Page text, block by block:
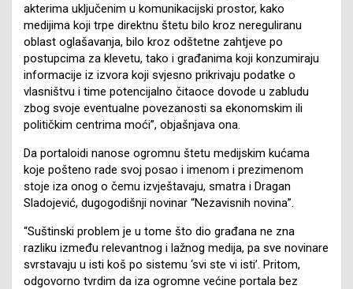
akterima uključenim u komunikacijski prostor, kako
medijima koji trpe direktnu štetu bilo kroz nereguliranu
oblast oglašavanja, bilo kroz odštetne zahtjeve po
postupcima za klevetu, tako i građanima koji konzumiraju
informacije iz izvora koji svjesno prikrivaju podatke o
vlasništvu i time potencijalno čitaoce dovode u zabludu
zbog svoje eventualne povezanosti sa ekonomskim ili
političkim centrima moći”, objašnjava ona.
Da portaloidi nanose ogromnu štetu medijskim kućama
koje pošteno rade svoj posao i imenom i prezimenom
stoje iza onog o čemu izvještavaju, smatra i Dragan
Sladojević, dugogodišnji novinar “Nezavisnih novina”.
“Suštinski problem je u tome što dio građana ne zna
razliku između relevantnog i lažnog medija, pa sve novinare
svrstavaju u isti koš po sistemu ‘svi ste vi isti’. Pritom,
odgovorno tvrdim da iza ogromne većine portala bez